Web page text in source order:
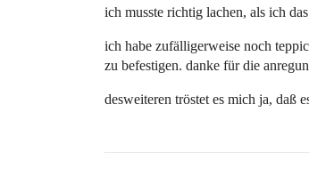
ich musste richtig lachen, als ich
ich habe zufälligerweise noch
zu befestigen. danke für die
desweiteren tröstet es mich ja, daß